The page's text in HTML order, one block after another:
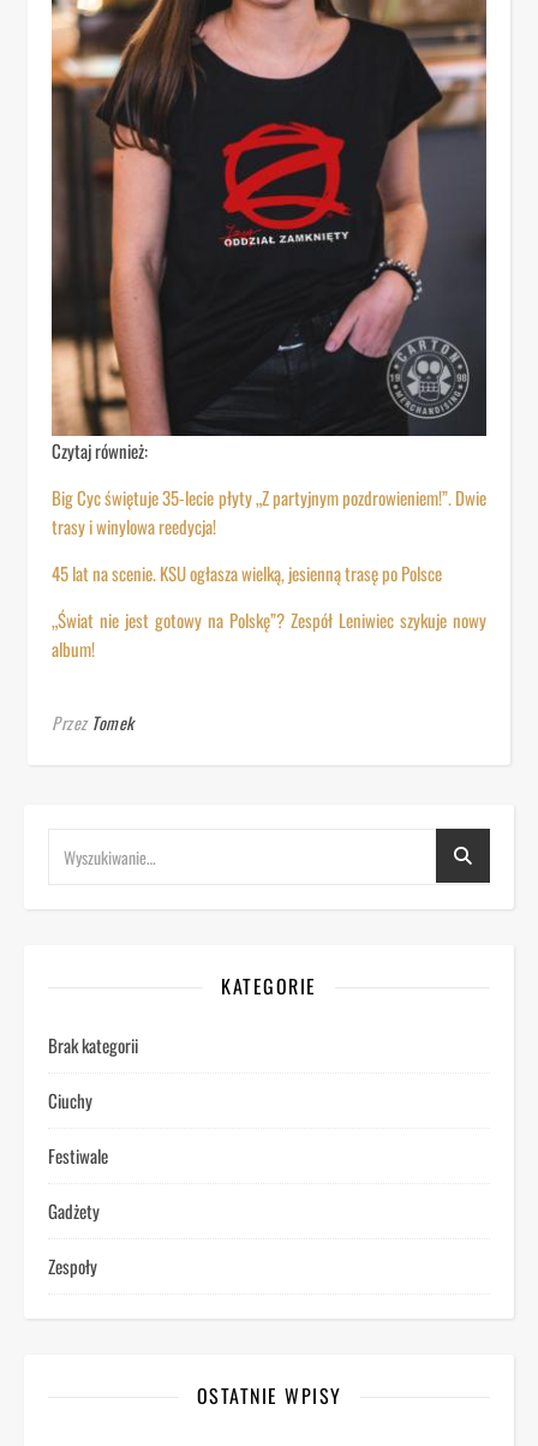
Czytaj również:
Big Cyc świętuje 35-lecie płyty „Z partyjnym pozdrowieniem!”. Dwie
trasy i winylowa reedycja!
45 lat na scenie. KSU ogłasza wielką, jesienną trasę po Polsce
„Świat nie jest gotowy na Polskę”? Zespół Leniwiec szykuje nowy
album!
PrzezTomek
KATEGORIE
Brak kategorii
Ciuchy
Festiwale
Gadżety
Zespoły
OSTATNIE WPISY